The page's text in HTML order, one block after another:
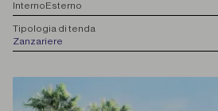
InternoEsterno
Tipologia di tenda
Zanzariere